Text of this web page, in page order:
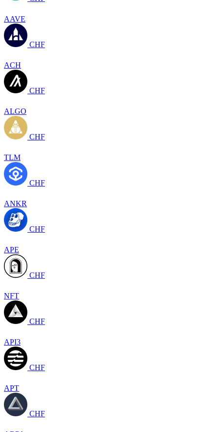
AAVE
CHF
ACH
CHF
ALGO
CHF
TLM
CHF
ANKR
CHF
APE
CHF
NFT
CHF
API3
CHF
APT
CHF